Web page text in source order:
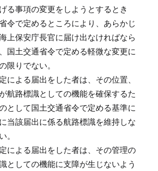
る事項の変更をしようとするとき
令で定めるところにより、あらかじ
上保安庁長官に届け出なければなら
国土交通省令で定める軽微な変更に
限りでない。
による届出をした者は、その位置、
航路標識としての機能を確保するた
として国土交通省令で定める基準に
当該届出に係る航路標識を維持しな
。
による届出をした者は、その管理の
としての機能に支障が生じないよう